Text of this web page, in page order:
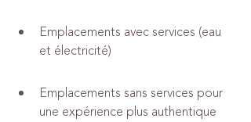
Emplacements avec services (eau
et électricité)
Emplacements sans services pour
une expérience plus authentique